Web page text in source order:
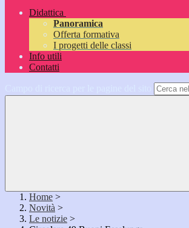
Didattica
Panoramica
Offerta formativa
I progetti delle classi
Info utili
Contatti
Home >
Novità >
Le notizie >